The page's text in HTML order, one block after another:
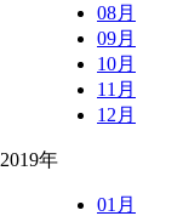
08月
09月
10月
11月
12月
2019年
01月